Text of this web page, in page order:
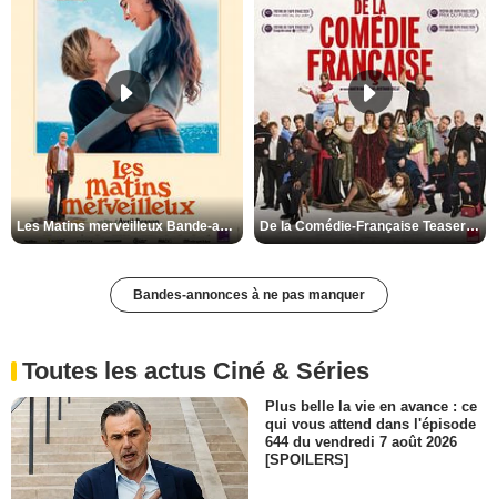
Les Matins merveilleux Bande-annonce VF De la Comédie-Française Teaser VF
Bandes-annonces à ne pas manquer
Toutes les actus Ciné & Séries
Plus belle la vie en avance : ce
qui vous attend dans l'épisode
644 du vendredi 7 août 2026
[SPOILERS]